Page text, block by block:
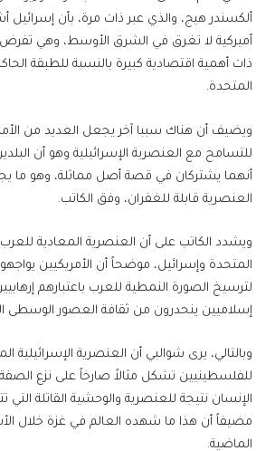
ألكسندر هيج، والذي عبر ذات مرة، بأن إسرائيل
أميركية لا تغرق في الشرق الأوسط، وهي
ذات أهمية اقتصادية كبيرة بالنسبة للطبقة
المتحدة.
ويضيف أن هناك سببا آخر يجعل العديد من
للتسامح مع العنصرية الإسرائيلية وهو أن
أنهما يشتركان في قصة أصل مماثلة، وهو ما
العنصرية قابلة للغفران، وفق الكاتب.
ويشدد الكاتب على أن العنصرية المعادية
المتحدة وإسرائيل، موضحاً أن الأمريكيين
لترسيخ الصورة النمطية للعرب باعتبارهم
إسلاميين ينحدرون من ثقافة العصور الوسطى
وبالتالي، يرى شوالبي أن العنصرية الإسرائيلية
للفلسطينيين تشكل مثالاً صارخاً على نزع الصفة
الإنسان نتيجة للعنصرية والوحشية القاتلة التي
مضيفاً أن هذا ما شهده العالم في غزة خلال
الماضية.